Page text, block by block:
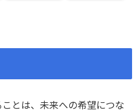
とは、未来への希望につな